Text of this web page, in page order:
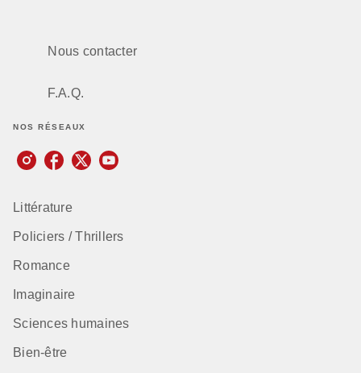
Nous contacter
F.A.Q.
NOS RÉSEAUX
Littérature
Policiers / Thrillers
Romance
Imaginaire
Sciences humaines
Bien-être